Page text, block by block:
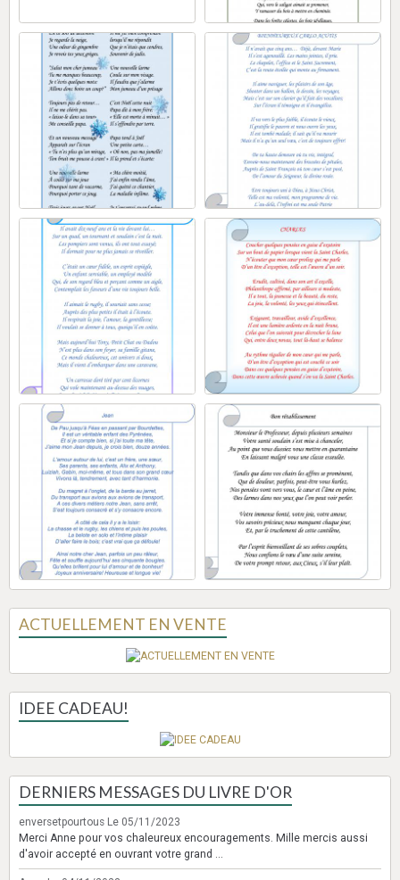
ACTUELLEMENT EN VENTE
IDEE CADEAU!
DERNIERS MESSAGES DU LIVRE D'OR
enversetpourtous Le 05/11/2023
Merci Anne pour vos chaleureux encouragements. Mille mercis aussi
d'avoir accepté en ouvrant votre grand ...